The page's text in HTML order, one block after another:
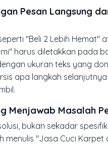
Pesan Langsung
"Beli 2 Lebih Hemat"
harus diletakkan pada
ukuran teks yang
apa langkah
Menjawab Masalah
bukan sekadar
menulis "Jasa Cuci Karpet